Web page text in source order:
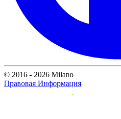
© 2016 - 2026 Milano
Правовая Информация